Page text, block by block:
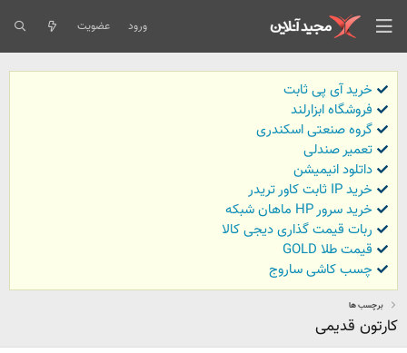
ورود عضویت
خرید آی پی ثابت
فروشگاه ابزارلند
گروه صنعتی اسکندری
تعمیر صندلی
داتلود انیمیشن
خرید IP ثابت کاور تریدر
خرید سرور HP ماهان شبکه
ربات قیمت گذاری دیجی کالا
قیمت طلا GOLD
چسب کاشی ساروج
برچسب ها
کارتون قدیمی